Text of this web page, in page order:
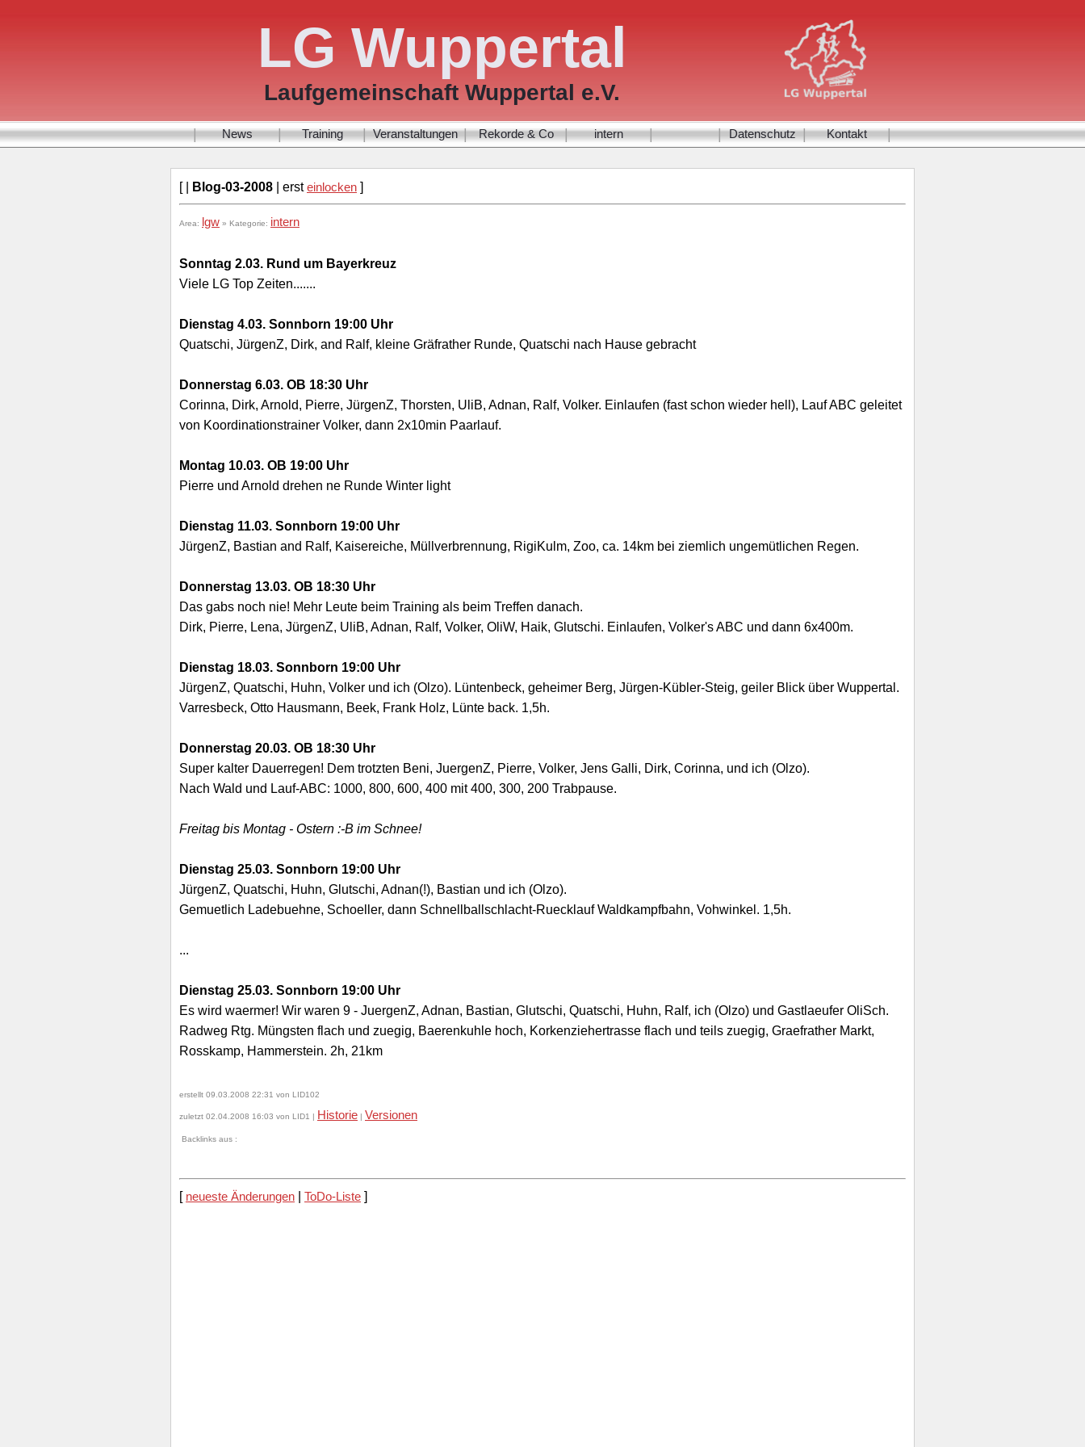
LG Wuppertal
Laufgemeinschaft Wuppertal e.V.
| News | Training | Veranstaltungen | Rekorde & Co | intern | | Datenschutz | Kontakt |
[ | Blog-03-2008 | ersteinlocken ]
Area: lgw » Kategorie: intern
Sonntag 2.03. Rund um Bayerkreuz
Viele LG Top Zeiten.......
Dienstag 4.03. Sonnborn 19:00 Uhr
Quatschi, JürgenZ, Dirk, and Ralf, kleine Gräfrather Runde, Quatschi nach Hause gebracht
Donnerstag 6.03. OB 18:30 Uhr
Corinna, Dirk, Arnold, Pierre, JürgenZ, Thorsten, UliB, Adnan, Ralf, Volker. Einlaufen (fast schon wieder hell), Lauf ABC geleitet
von Koordinationstrainer Volker, dann 2x10min Paarlauf.
Montag 10.03. OB 19:00 Uhr
Pierre und Arnold drehen ne Runde Winter light
Dienstag 11.03. Sonnborn 19:00 Uhr
JürgenZ, Bastian and Ralf, Kaisereiche, Müllverbrennung, RigiKulm, Zoo, ca. 14km bei ziemlich ungemütlichen Regen.
Donnerstag 13.03. OB 18:30 Uhr
Das gabs noch nie! Mehr Leute beim Training als beim Treffen danach.
Dirk, Pierre, Lena, JürgenZ, UliB, Adnan, Ralf, Volker, OliW, Haik, Glutschi. Einlaufen, Volker's ABC und dann 6x400m.
Dienstag 18.03. Sonnborn 19:00 Uhr
JürgenZ, Quatschi, Huhn, Volker und ich (Olzo). Lüntenbeck, geheimer Berg, Jürgen-Kübler-Steig, geiler Blick über Wuppertal.
Varresbeck, Otto Hausmann, Beek, Frank Holz, Lünte back. 1,5h.
Donnerstag 20.03. OB 18:30 Uhr
Super kalter Dauerregen! Dem trotzten Beni, JuergenZ, Pierre, Volker, Jens Galli, Dirk, Corinna, und ich (Olzo).
Nach Wald und Lauf-ABC: 1000, 800, 600, 400 mit 400, 300, 200 Trabpause.
Freitag bis Montag - Ostern :-B im Schnee!
Dienstag 25.03. Sonnborn 19:00 Uhr
JürgenZ, Quatschi, Huhn, Glutschi, Adnan(!), Bastian und ich (Olzo).
Gemuetlich Ladebuehne, Schoeller, dann Schnellballschlacht-Ruecklauf Waldkampfbahn, Vohwinkel. 1,5h.
...
Dienstag 25.03. Sonnborn 19:00 Uhr
Es wird waermer! Wir waren 9 - JuergenZ, Adnan, Bastian, Glutschi, Quatschi, Huhn, Ralf, ich (Olzo) und Gastlaeufer OliSch.
Radweg Rtg. Müngsten flach und zuegig, Baerenkuhle hoch, Korkenziehertrasse flach und teils zuegig, Graefrather Markt,
Rosskamp, Hammerstein. 2h, 21km
erstellt 09.03.2008 22:31 von LID102
zuletzt 02.04.2008 16:03 von LID1 | Historie | Versionen
Backlinks aus :
[ neueste Änderungen ToDo-Liste ]